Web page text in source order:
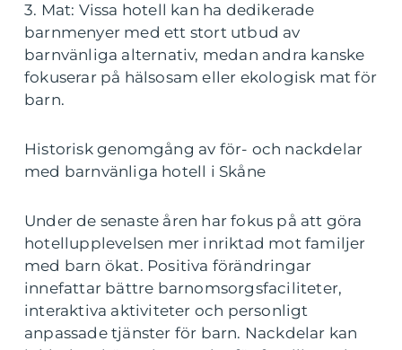
3. Mat: Vissa hotell kan ha dedikerade
barnmenyer med ett stort utbud av
barnvänliga alternativ, medan andra kanske
fokuserar på hälsosam eller ekologisk mat för
barn.
Historisk genomgång av för- och nackdelar
med barnvänliga hotell i Skåne
Under de senaste åren har fokus på att göra
hotellupplevelsen mer inriktad mot familjer
med barn ökat. Positiva förändringar
innefattar bättre barnomsorgsfaciliteter,
interaktiva aktiviteter och personligt
anpassade tjänster för barn. Nackdelar kan